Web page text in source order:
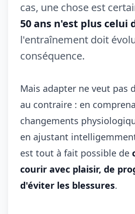
cas, une chose est
50 ans n'est plus celui
l'entraînement doit
conséquence.
Mais adapter ne veut pas
au contraire : en
changements
en ajustant
est tout à fait possible de
courir avec plaisir, de
d'éviter les blessures.